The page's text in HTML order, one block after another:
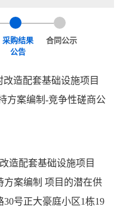
采购结果
公告
合同公示
造配套基础设施项目
方案编制-竞争性磋商公
造配套基础设施项目
方案编制 项目的潜在供
号正大豪庭小区1栋19